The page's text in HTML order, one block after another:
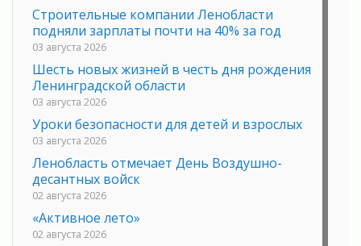
Строительные компании Ленобласти
подняли зарплаты почти на 40% за год
03 августа 2026
Шесть новых жизней в честь дня рождения
Ленинградской области
03 августа 2026
Уроки безопасности для детей и взрослых
03 августа 2026
Ленобласть отмечает День Воздушно-
десантных войск
02 августа 2026
«Активное лето»
02 августа 2026